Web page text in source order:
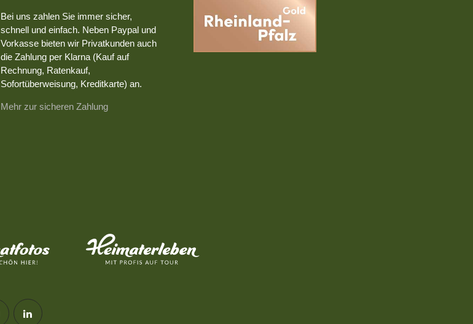
Bei uns zahlen Sie immer sicher,
schnell und einfach. Neben Paypal und
Vorkasse bieten wir Privatkunden auch
die Zahlung per Klarna (Kauf auf
Rechnung, Ratenkauf,
Sofortüberweisung, Kreditkarte) an.
Mehr zur sicheren Zahlung